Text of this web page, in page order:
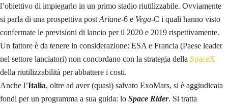
l’obiettivo di impiegarlo in un primo stadio riutilizzabile. Ovviamente
si parla di una prospettiva post Ariane-6 e Vega-C i quali hanno visto
confermate le previsioni di lancio per il 2020 e 2019 rispettivamente.
Un fattore è da tenere in considerazione: ESA e Francia (Paese leader
nel settore lanciatori) non concordano con la strategia della SpaceX
della riutilizzabilità per abbattere i costi.
Anche l’Italia, oltre ad aver (quasi) salvato ExoMars, si è aggiudicata
fondi per un programma a sua guida: lo Space Rider. Si tratta